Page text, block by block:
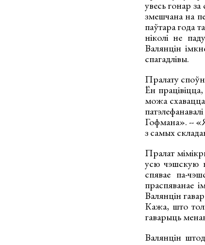
увесь гонар
змешчана на
паўтара года
ніколі не
Валянцін
спагадлівы.
Пралату
Ён
можа
Гофмана». --
з самых
Пралат
усю чэшскую
спявае па-
праспяванае
Валянцін
Кажа, што
гаварыць
Валянцін